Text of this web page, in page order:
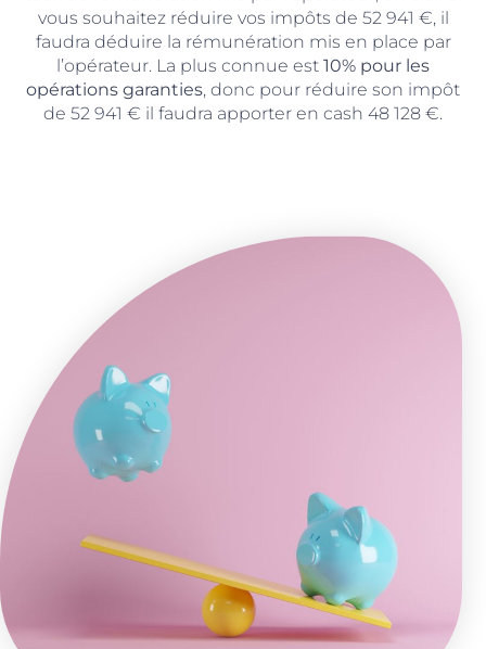
vous souhaitez réduire vos impôts de 52 941 €, il
faudra déduire la rémunération mis en place par
l’opérateur. La plus connue est 10% pour les
opérations garanties, donc pour réduire son impôt
de 52 941 € il faudra apporter en cash 48 128 €.